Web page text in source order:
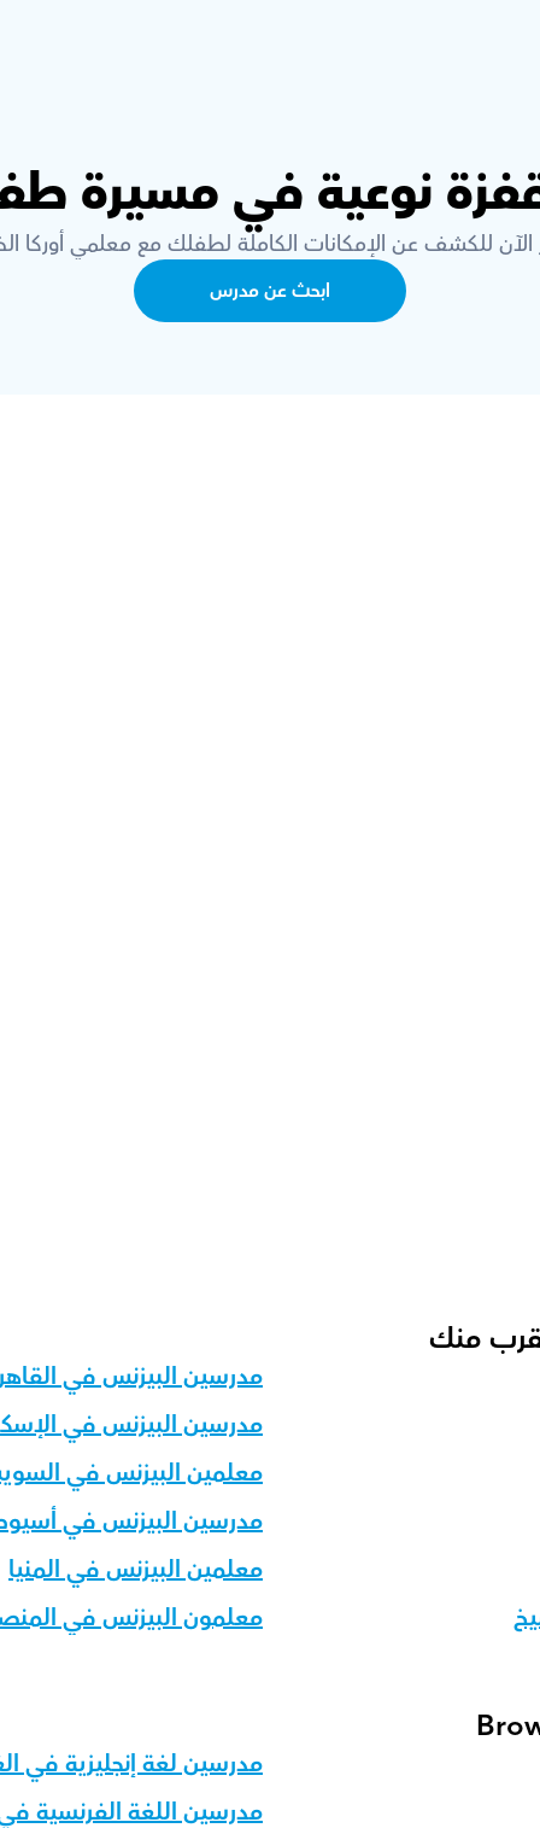
نوعية في مسيرة
الآن للكشف عن الإمكانات الكاملة لطفلك مع معلمي أوركا
ابحث عن مدرس
منك
مدرسين البيزنس في
مدرسين البيزنس في
معلمين البيزنس في
مدرسين البيزنس في
معلمين البيزنس في المنيا
معلمون البيزنس في
مدرسين لغة إنجليزية في
مدرسين اللغة الفرنسية